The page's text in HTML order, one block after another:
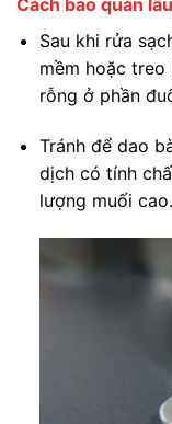
Cách bảo quản
Sau khi rửa
mềm hoặc
rỗng ở phần
Tránh để dao
dịch có tính
lượng muối cao.